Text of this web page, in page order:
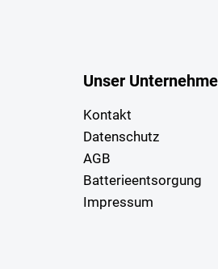
Unser
Kontakt
Datenschutz
AGB
Batterieentsorgung
Impressum